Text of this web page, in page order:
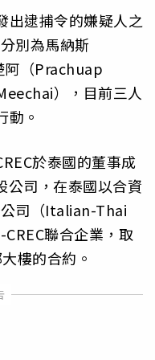
出逮捕令的嫌疑人之
別為馬納斯
阿（Prachuap
），目前三人
動。
於泰國的董事成
公司，在泰國以合資
司（Italian-Thai
聯合企業，取
樓的合約。